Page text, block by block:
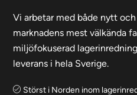
Vi arbetar med både nytt
marknadens mest välkända
miljöfokuserad
leverans i hela Sverige.
Störst i Norden inom